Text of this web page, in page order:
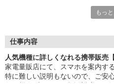
シエロのスタッフは9割が未経験
ずっと先まで役に立ちます！
丁寧な研修もあるので、
みなさんから働きやすいと好評
最新アプリ事情やお得なプラン、
もっ
仕事内容
人気機種に詳しくなれる携帯販売
家電量販店にて、スマホを案内す
特に難しい説明もないので、ご安